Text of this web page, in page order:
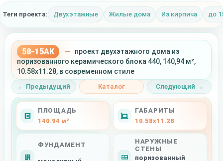
Теги проекта: Двухэтажные Жилые дома Из кирпича до
58-15AK —
проект двухэтажного дома из
поризованного керамического блока 440, 140,94 м²,
10.58x11.28, в современном стиле
← Предыдущий Каталог Следующий →
ПЛОЩАДЬ
140.94 м²
ГАБАРИТЫ
10.58x11.28
ФУНДАМЕНТ
НАРУЖНЫЕ
СТЕНЫ
поризованный